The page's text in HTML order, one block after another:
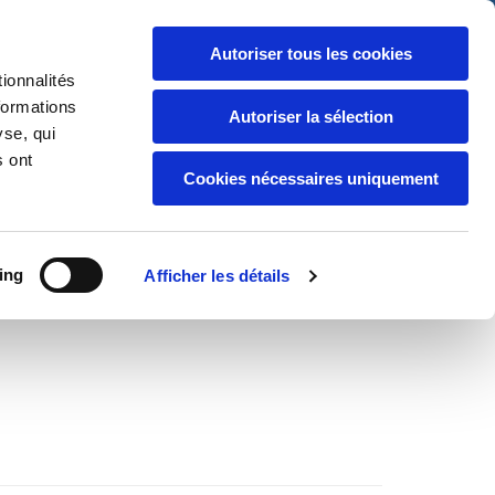
qui
ont
Afficher les détails
Autoriser tous les cookies
Autoriser la sélection
Cookies nécessaires uniquement
06 92 32 31 16
02 62 52 48 12
INFORMATIONS
JÉRÔME AMANY